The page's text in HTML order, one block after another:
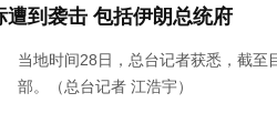
到袭击 包括伊朗总统府
当地时间28日，总台记者获悉，截
部。（总台记者 江浩宇）